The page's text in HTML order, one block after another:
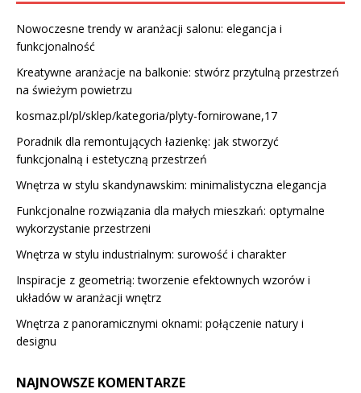
Nowoczesne trendy w aranżacji salonu: elegancja i
funkcjonalność
Kreatywne aranżacje na balkonie: stwórz przytulną przestrzeń
na świeżym powietrzu
kosmaz.pl/pl/sklep/kategoria/plyty-fornirowane,17
Poradnik dla remontujących łazienkę: jak stworzyć
funkcjonalną i estetyczną przestrzeń
Wnętrza w stylu skandynawskim: minimalistyczna elegancja
Funkcjonalne rozwiązania dla małych mieszkań: optymalne
wykorzystanie przestrzeni
Wnętrza w stylu industrialnym: surowość i charakter
Inspiracje z geometrią: tworzenie efektownych wzorów i
układów w aranżacji wnętrz
Wnętrza z panoramicznymi oknami: połączenie natury i
designu
NAJNOWSZE KOMENTARZE